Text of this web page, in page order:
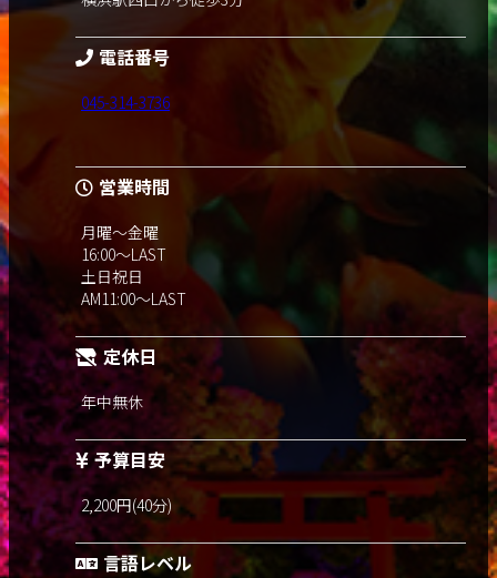
電話番号
045-314-3736
営業時間
月曜～金曜
16:00～LAST
土日祝日
AM11:00～LAST
定休日
年中無休
予算目安
2,200円(40分)
言語レベル